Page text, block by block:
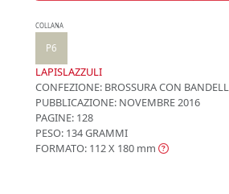
COLLANA
P6
LAPISLAZZULI
CONFEZIONE: BROSSURA CON
PUBBLICAZIONE: NOVEMBRE 2016
PAGINE: 128
PESO: 134 GRAMMI
FORMATO: 112 X 180 mm